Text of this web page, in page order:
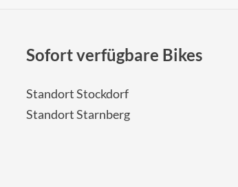
Sofort verfügbare Bikes
Standort Stockdorf
Standort Starnberg